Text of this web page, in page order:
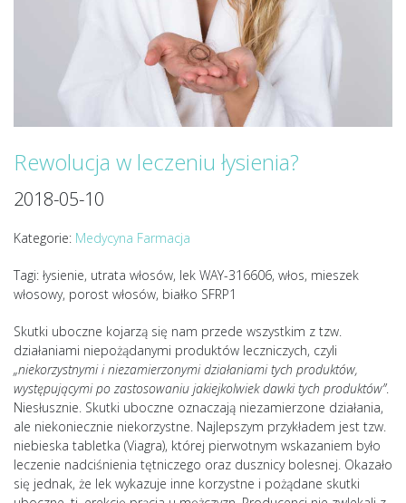
Rewolucja w leczeniu łysienia?
2018-05-10
Kategorie: Medycyna Farmacja
Tagi: łysienie, utrata włosów, lek WAY-316606, włos, mieszek
włosowy, porost włosów, białko SFRP1
Skutki uboczne kojarzą się nam przede wszystkim z tzw.
działaniami niepożądanymi produktów leczniczych, czyli
„niekorzystnymi i niezamierzonymi działaniami tych produktów,
występującymi po zastosowaniu jakiejkolwiek dawki tych produktów”.
Niesłusznie. Skutki uboczne oznaczają niezamierzone działania,
ale niekoniecznie niekorzystne. Najlepszym przykładem jest tzw.
niebieska tabletka (Viagra), której pierwotnym wskazaniem było
leczenie nadciśnienia tętniczego oraz dusznicy bolesnej. Okazało
się jednak, że lek wykazuje inne korzystne i pożądane skutki